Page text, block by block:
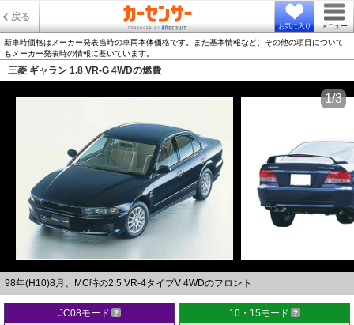
戻る
お気に入り メニュー
新車時価格はメーカー発表当時の車両本体価格です。また基本情報など、その他の項目について
もメーカー発表時の情報に基いています。
三菱 ギャラン 1.8 VR-G 4WDの燃費
98年(H10)8月、MC時の2.5 VR-4タイプV 4WDのフロント
1/3
JC08モード 10・15モード